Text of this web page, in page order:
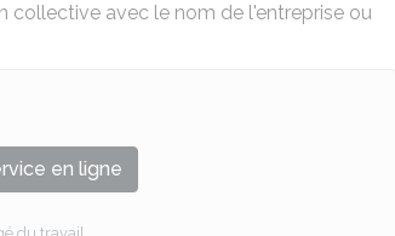
collective avec le nom de l'entreprise ou
en ligne